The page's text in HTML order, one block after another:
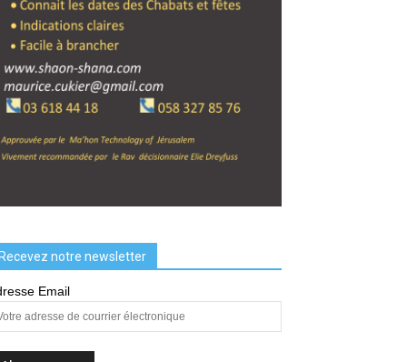
notre newsletter
Email